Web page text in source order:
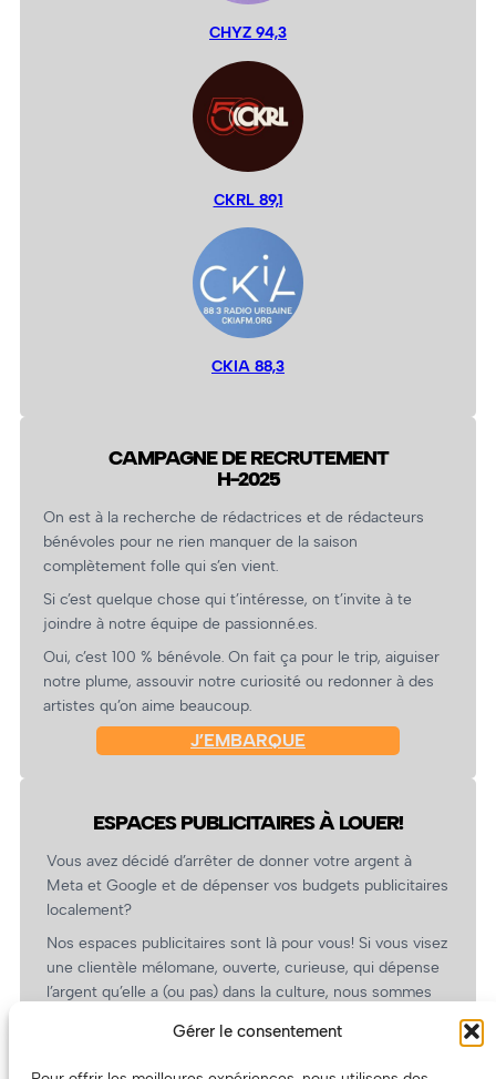
Gérer le consentement
CHYZ 94,3
CKRL 89,1
CKIA 88,3
CAMPAGNE DE RECRUTEMENT
H-2025
On est à la recherche de rédactrices et de rédacteurs
bénévoles pour ne rien manquer de la saison
complètement folle qui s’en vient.
Si c’est quelque chose qui t’intéresse, on t’invite à te
joindre à notre équipe de passionné.es.
Oui, c’est 100 % bénévole. On fait ça pour le trip, aiguiser
notre plume, assouvir notre curiosité ou redonner à des
artistes qu’on aime beaucoup.
J’EMBARQUE
ESPACES PUBLICITAIRES À LOUER!
Vous avez décidé d’arrêter de donner votre argent à
Meta et Google et de dépenser vos budgets publicitaires
localement?
Nos espaces publicitaires sont là pour vous! Si vous visez
une clientèle mélomane, ouverte, curieuse, qui dépense
l’argent qu’elle a (ou pas) dans la culture, nous sommes
revient.